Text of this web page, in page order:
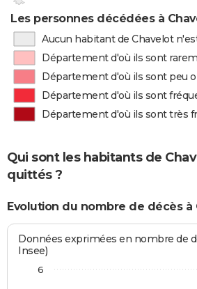
Les personnes décédées à
Aucun habitant de Chavelot
Département d'où ils sont
Département d'où ils sont peu
Département d'où ils sont
Département d'où ils sont très
Qui sont les habitants de
quittés ?
Evolution du nombre de décès à
Données exprimées en nombre de
Insee)
6